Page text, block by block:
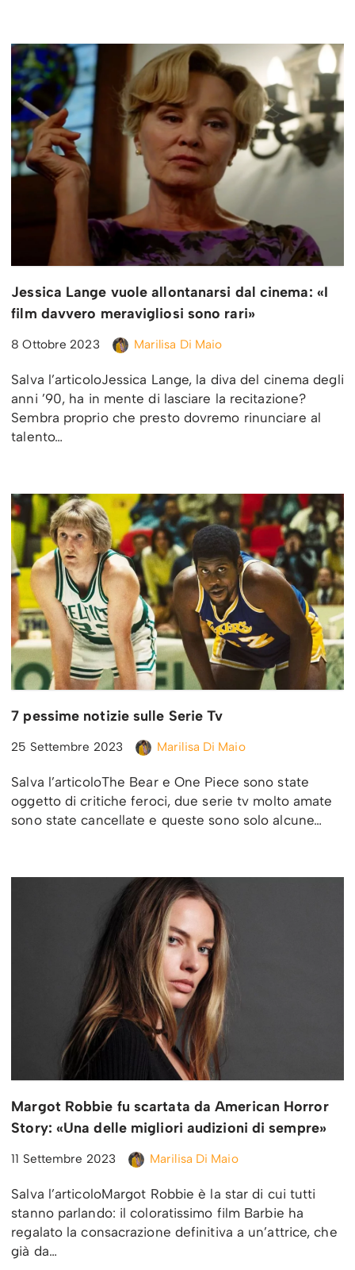
Jessica Lange vuole allontanarsi dal cinema: «I
film davvero meravigliosi sono rari»
8 Ottobre 2023 Marilisa Di Maio
Salva l’articoloJessica Lange, la diva del cinema degli
anni ’90, ha in mente di lasciare la recitazione?
Sembra proprio che presto dovremo rinunciare al
talento…
7 pessime notizie sulle Serie Tv
25 Settembre 2023 Marilisa Di Maio
Salva l’articoloThe Bear e One Piece sono state
oggetto di critiche feroci, due serie tv molto amate
sono state cancellate e queste sono solo alcune…
Margot Robbie fu scartata da American Horror
Story: «Una delle migliori audizioni di sempre»
11 Settembre 2023 Marilisa Di Maio
Salva l’articoloMargot Robbie è la star di cui tutti
stanno parlando: il coloratissimo film Barbie ha
regalato la consacrazione definitiva a un’attrice, che
già da…